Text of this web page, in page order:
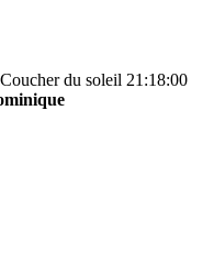
Coucher du soleil 21:18:00